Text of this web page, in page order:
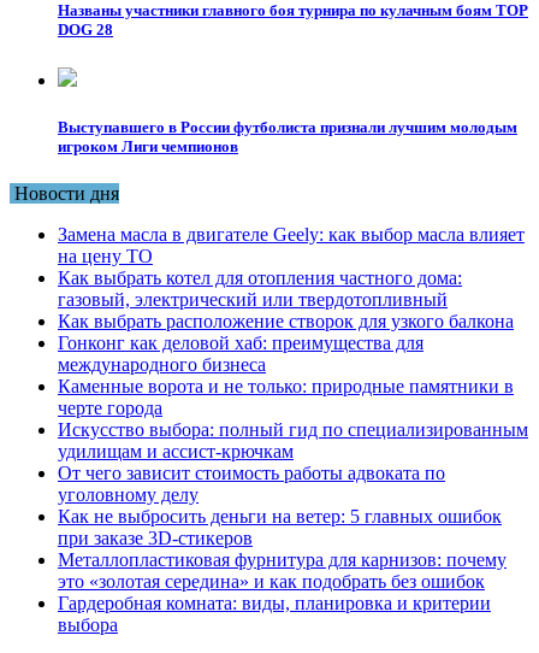
Названы участники главного боя турнира по кулачным боям TOP
DOG 28
Выступавшего в России футболиста признали лучшим молодым
игроком Лиги чемпионов
Новости дня
Замена масла в двигателе Geely: как выбор масла влияет
на цену ТО
Как выбрать котел для отопления частного дома:
газовый, электрический или твердотопливный
Как выбрать расположение створок для узкого балкона
Гонконг как деловой хаб: преимущества для
международного бизнеса
Каменные ворота и не только: природные памятники в
черте города
Искусство выбора: полный гид по специализированным
удилищам и ассист-крючкам
От чего зависит стоимость работы адвоката по
уголовному делу
Как не выбросить деньги на ветер: 5 главных ошибок
при заказе 3D-стикеров
Металлопластиковая фурнитура для карнизов: почему
это «золотая середина» и как подобрать без ошибок
Гардеробная комната: виды, планировка и критерии
выбора